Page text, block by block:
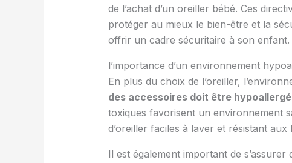
de l’achat d’un oreiller bébé. Ces
protéger au mieux le bien-être et la
offrir un cadre sécuritaire à son enfant.
l’importance d’un environnement
En plus du choix de l’oreiller,
des accessoires doit être
toxiques favorisent un environnement
d’oreiller faciles à laver et résistant
Il est également important de